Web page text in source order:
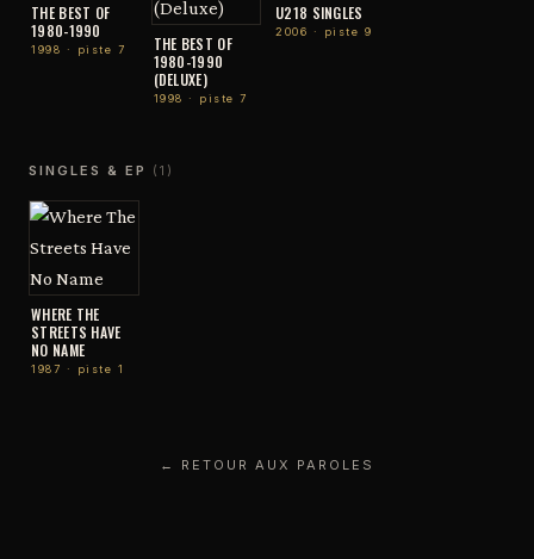
THE BEST OF
1980-1990
1998 · piste 7
THE BEST OF
1980-1990
(DELUXE)
1998 · piste 7
U218 SINGLES
2006 · piste 9
SINGLES & EP (1)
WHERE THE
STREETS HAVE
NO NAME
1987 · piste 1
← RETOUR AUX PAROLES